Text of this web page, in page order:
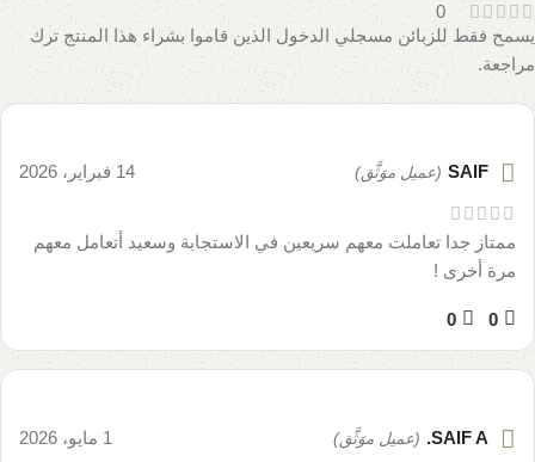
0
(عميل موَثَّق) 14 فبراير، 2026
ممتاز جدا تعاملت معهم سريعين في الاستجابة وسعيد أتعامل معهم
مرة أخرى !
0
0
(عميل موَثَّق) 1 مايو، 2026
يسمح فقط للزبائن مسجلي الدخول الذين قاموا بشراء هذا المنتج ترك
مراجعة.